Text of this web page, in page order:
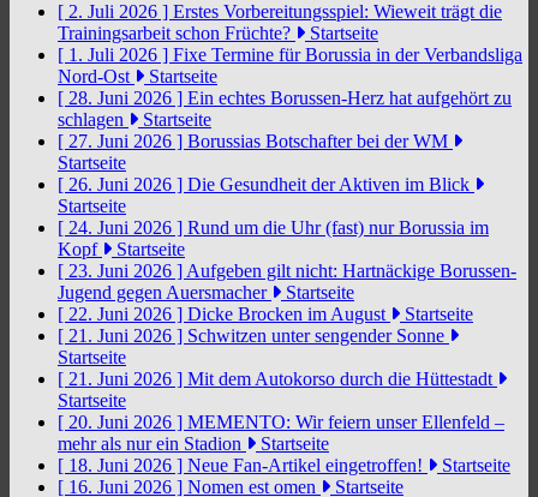
[ 2. Juli 2026 ] Erstes Vorbereitungsspiel: Wieweit trägt die
Trainingsarbeit schon Früchte?
Startseite
[ 1. Juli 2026 ] Fixe Termine für Borussia in der Verbandsliga
Nord-Ost
Startseite
[ 28. Juni 2026 ] Ein echtes Borussen-Herz hat aufgehört zu
schlagen
Startseite
[ 27. Juni 2026 ] Borussias Botschafter bei der WM
Startseite
[ 26. Juni 2026 ] Die Gesundheit der Aktiven im Blick
Startseite
[ 24. Juni 2026 ] Rund um die Uhr (fast) nur Borussia im
Kopf
Startseite
[ 23. Juni 2026 ] Aufgeben gilt nicht: Hartnäckige Borussen-
Jugend gegen Auersmacher
Startseite
[ 22. Juni 2026 ] Dicke Brocken im August
Startseite
[ 21. Juni 2026 ] Schwitzen unter sengender Sonne
Startseite
[ 21. Juni 2026 ] Mit dem Autokorso durch die Hüttestadt
Startseite
[ 20. Juni 2026 ] MEMENTO: Wir feiern unser Ellenfeld –
mehr als nur ein Stadion
Startseite
[ 18. Juni 2026 ] Neue Fan-Artikel eingetroffen!
Startseite
[ 16. Juni 2026 ] Nomen est omen
Startseite